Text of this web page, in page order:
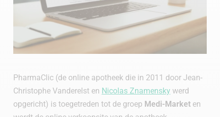
PharmaClic (de online apotheek die in 2011 door Jean-
Christophe Vanderelst en Nicolas Znamensky werd
opgericht) is toegetreden tot de groep Medi-Marketen